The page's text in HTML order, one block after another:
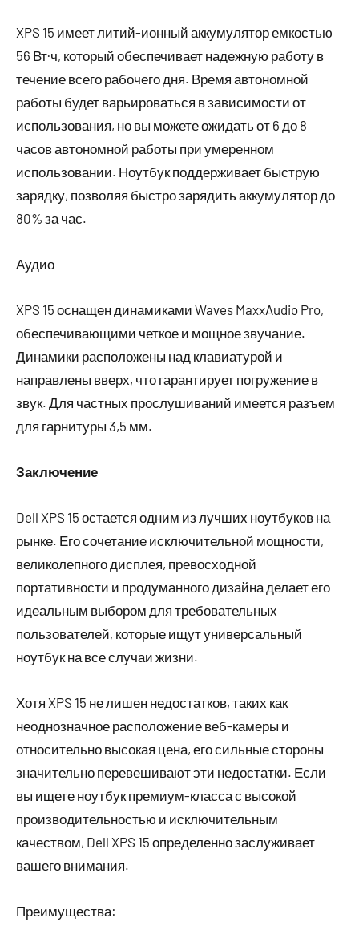
XPS 15 имеет литий-ионный аккумулятор емкостью
56 Вт·ч, который обеспечивает надежную работу в
течение всего рабочего дня. Время автономной
работы будет варьироваться в зависимости от
использования, но вы можете ожидать от 6 до 8
часов автономной работы при умеренном
использовании. Ноутбук поддерживает быструю
зарядку, позволяя быстро зарядить аккумулятор до
80% за час.
Аудио
XPS 15 оснащен динамиками Waves MaxxAudio Pro,
обеспечивающими четкое и мощное звучание.
Динамики расположены над клавиатурой и
направлены вверх, что гарантирует погружение в
звук. Для частных прослушиваний имеется разъем
для гарнитуры 3,5 мм.
Заключение
Dell XPS 15 остается одним из лучших ноутбуков на
рынке. Его сочетание исключительной мощности,
великолепного дисплея, превосходной
портативности и продуманного дизайна делает его
идеальным выбором для требовательных
пользователей, которые ищут универсальный
ноутбук на все случаи жизни.
Хотя XPS 15 не лишен недостатков, таких как
неоднозначное расположение веб-камеры и
относительно высокая цена, его сильные стороны
значительно перевешивают эти недостатки. Если
вы ищете ноутбук премиум-класса с высокой
производительностью и исключительным
качеством, Dell XPS 15 определенно заслуживает
вашего внимания.
Преимущества: